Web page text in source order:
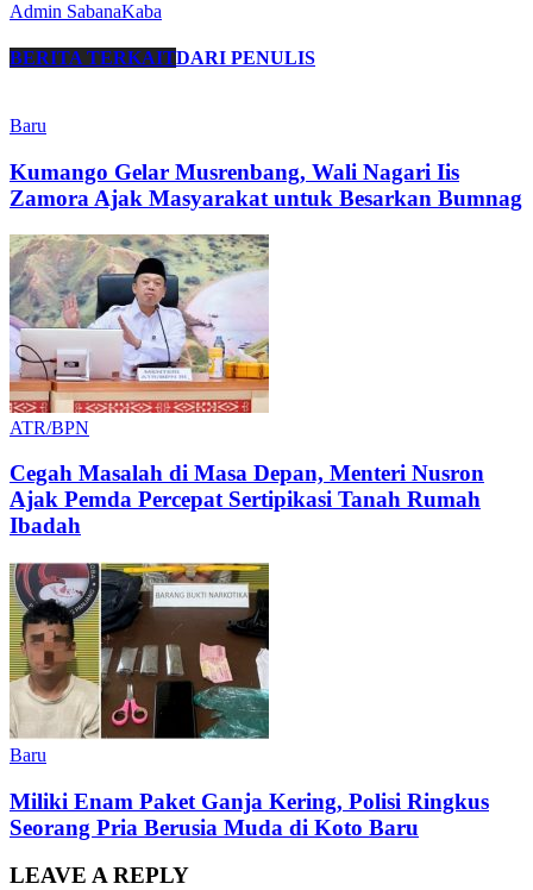
Admin SabanaKaba
BERITA TERKAITDARI PENULIS
Baru
Kumango Gelar Musrenbang, Wali Nagari Iis
Zamora Ajak Masyarakat untuk Besarkan Bumnag
ATR/BPN
Cegah Masalah di Masa Depan, Menteri Nusron
Ajak Pemda Percepat Sertipikasi Tanah Rumah
Ibadah
Baru
Miliki Enam Paket Ganja Kering, Polisi Ringkus
Seorang Pria Berusia Muda di Koto Baru
LEAVE A REPLY